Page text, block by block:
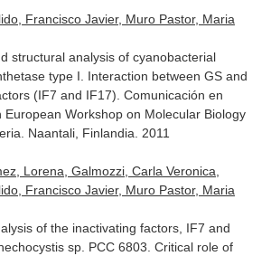
Francisco Javier, Muro Pastor, Maria
structural analysis of cyanobacterial
type I. Interaction between GS and
(IF7 and IF17). Comunicación en
European Workshop on Molecular Biology
Naantali, Finlandia. 2011
Lorena, Galmozzi, Carla Veronica,
Francisco Javier, Muro Pastor, Maria
of the inactivating factors, IF7 and
sp. PCC 6803. Critical role of